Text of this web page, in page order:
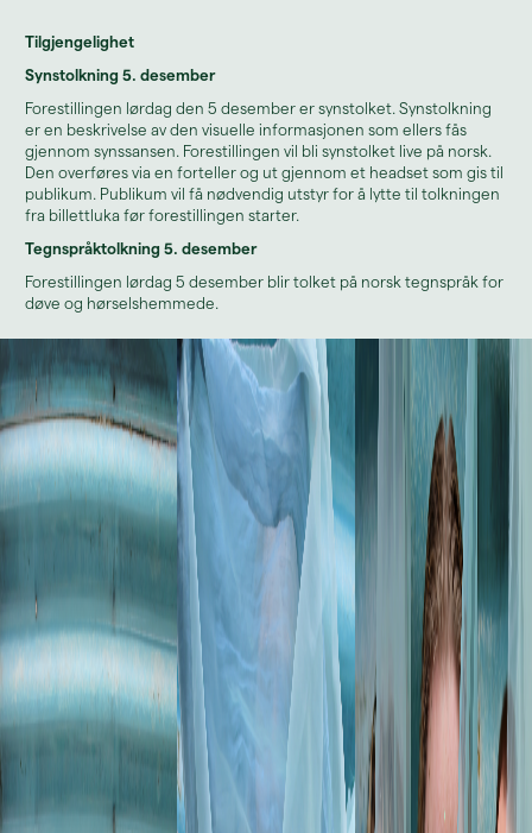
Tilgjengelighet
Synstolkning 5. desember
Forestillingen lørdag den 5 desember er synstolket. Synstolkning
er en beskrivelse av den visuelle informasjonen som ellers fås
gjennom synssansen. Forestillingen vil bli synstolket live på norsk.
Den overføres via en forteller og ut gjennom et headset som gis til
publikum. Publikum vil få nødvendig utstyr for å lytte til tolkningen
fra billettluka før forestillingen starter.
Tegnspråktolkning 5. desember
Forestillingen lørdag 5 desember blir tolket på norsk tegnspråk for
døve og hørselshemmede.